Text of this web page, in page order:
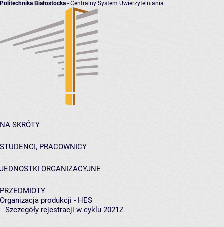
Politechnika Białostocka - Centralny System Uwierzytelniania
NA SKRÓTY
STUDENCI, PRACOWNICY
JEDNOSTKI ORGANIZACYJNE
PRZEDMIOTY
Organizacja produkcji - HES
Szczegóły rejestracji w cyklu 2021Z